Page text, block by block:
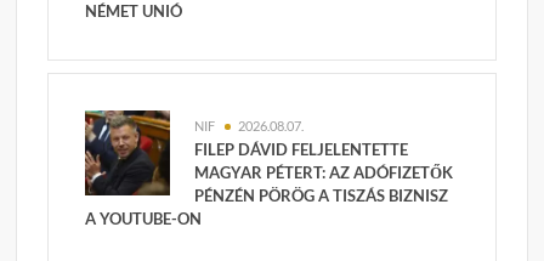
NÉMET UNIÓ
NIF 2026.08.07.
FILEP DÁVID FELJELENTETTE
MAGYAR PÉTERT: AZ ADÓFIZETŐK
PÉNZÉN PÖRÖG A TISZÁS BIZNISZ
A YOUTUBE-ON